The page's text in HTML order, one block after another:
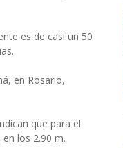
es de casi un 50
en Rosario,
que para el
los 2.90 m.